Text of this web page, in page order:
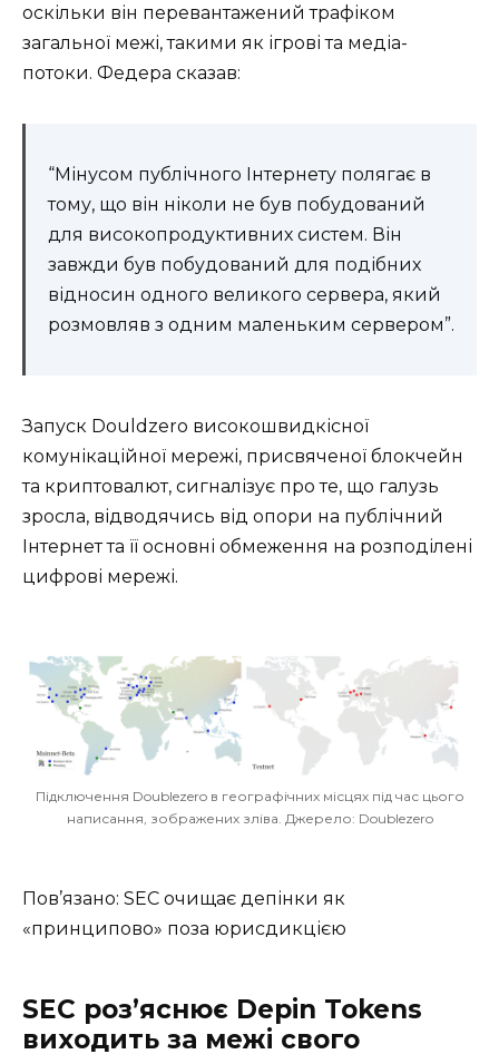
оскільки він перевантажений трафіком
загальної межі, такими як ігрові та медіа-
потоки. Федера сказав:
“Мінусом публічного Інтернету полягає в
тому, що він ніколи не був побудований
для високопродуктивних систем. Він
завжди був побудований для подібних
відносин одного великого сервера, який
розмовляв з одним маленьким сервером”.
Запуск Douldzero високошвидкісної
комунікаційної мережі, присвяченої блокчейн
та криптовалют, сигналізує про те, що галузь
зросла, відводячись від опори на публічний
Інтернет та її основні обмеження на розподілені
цифрові мережі.
Підключення Doublezero в географічних місцях під час цього
написання, зображених зліва. Джерело: Doublezero
Пов’язано: SEC очищає депінки як
«принципово» поза юрисдикцією
SEC роз’яснює Depin Tokens
виходить за межі свого